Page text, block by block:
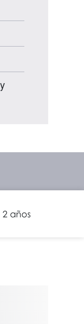
años